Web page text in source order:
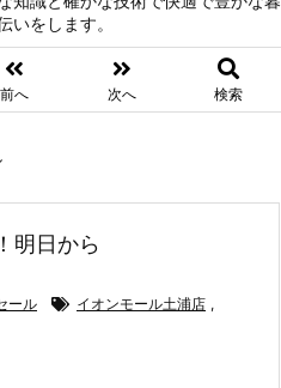
いをします。
前へ 次へ 検索
明日から
ール イオンモール土浦店 ,